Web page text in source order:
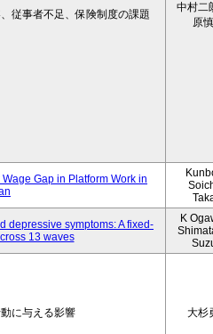
従事者不足、保険制度の課題
中村二
原
Gap in Platform Work in
depressive symptoms: A fixed-
13 waves
K
に与える影響 大杉